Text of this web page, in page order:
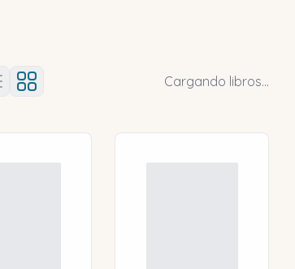
Cargando libros...